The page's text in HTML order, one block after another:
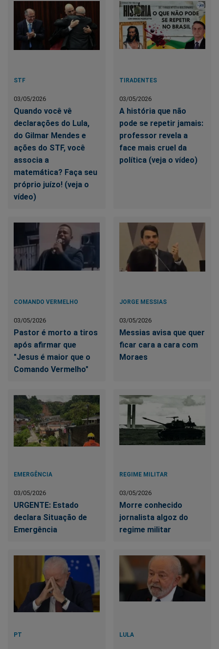
STF
03/05/2026
Quando você vê
declarações do Lula,
do Gilmar Mendes e
ações do STF, você
associa a
matemática? Faça seu
próprio juízo! (veja o
vídeo)
TIRADENTES
03/05/2026
A história que não
pode se repetir jamais:
professor revela a
face mais cruel da
política (veja o vídeo)
COMANDO VERMELHO
03/05/2026
Pastor é morto a tiros
após afirmar que
"Jesus é maior que o
Comando Vermelho"
JORGE MESSIAS
03/05/2026
Messias avisa que quer
ficar cara a cara com
Moraes
EMERGÊNCIA
03/05/2026
URGENTE: Estado
declara Situação de
Emergência
REGIME MILITAR
03/05/2026
Morre conhecido
jornalista algoz do
regime militar
PT LULA